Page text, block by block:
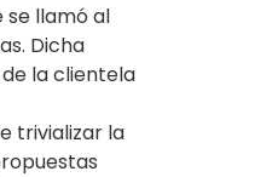
se llamó al
Dicha
la clientela
trivializar la